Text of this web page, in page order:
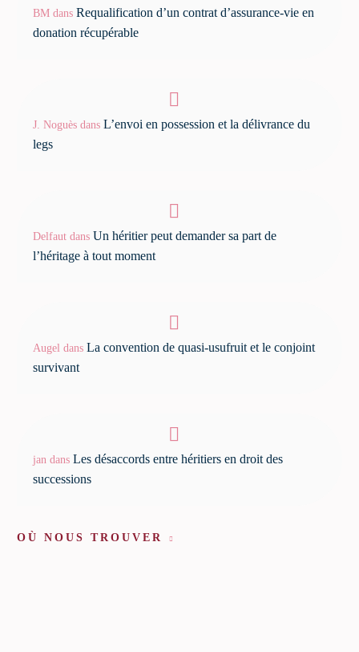
BM dans Requalification d’un contrat d’assurance-vie en
donation récupérable
J. Noguès dans L’envoi en possession et la délivrance du
legs
Delfaut dans Un héritier peut demander sa part de
l’héritage à tout moment
Augel dans La convention de quasi-usufruit et le conjoint
survivant
jan dans Les désaccords entre héritiers en droit des
successions
OÙ NOUS TROUVER